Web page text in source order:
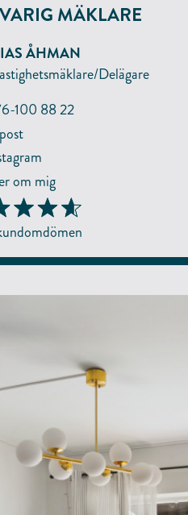
MÄKLARE
ÅHMAN
Delägare
100 88 22
om mig